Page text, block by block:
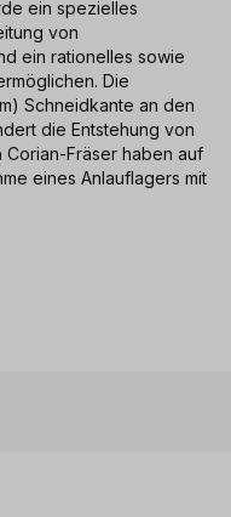
ein spezielles
von
ein rationelles sowie
Die
Schneidkante an den
die Entstehung von
Corian-Fräser haben auf
eines Anlauflagers mit